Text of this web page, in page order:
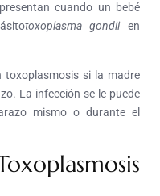
cuando un bebé
toxoplasma gondiien
toxoplasmosis si la madre
La infección se le puede
mismo o durante el